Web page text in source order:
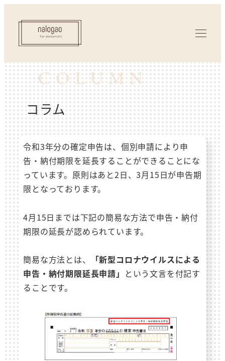
コラム
令和3年分の確定申告は、個別申請により申
告・納付期限を延長することができることにな
っています。原則はあと2日、3月15日が申告期
限となっております。
4月15日までは下記の簡易な方法で申告・納付
期限の延長が認められています。
簡易な方法とは、
「新型コロナウイルスによる
申告・納付期限延長申請」 という文言を付記す
ることです。